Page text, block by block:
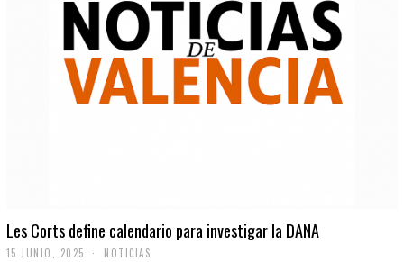
Les Corts define calendario para investigar la DANA
15 JUNIO, 2025 NOTICIAS